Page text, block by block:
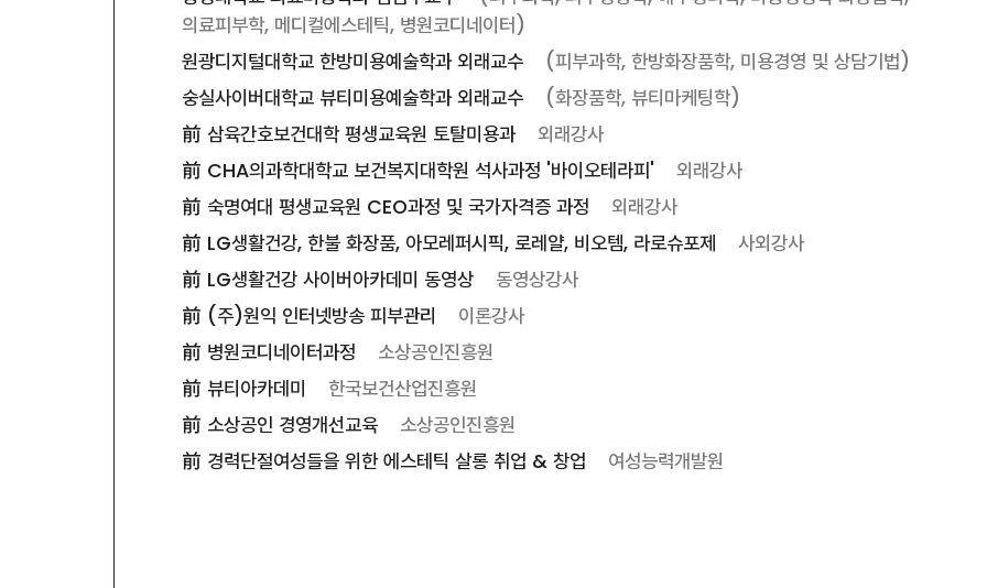
의료피부학, 메디컬에스테틱, 병원코디네이터)
원광디지털대학교 한방미용예술학과 외래교수
(피부과학, 한방화장품학, 미용경영 및 상담기법)
숭실사이버대학교 뷰티미용예술학과 외래교수
(화장품학, 뷰티마케팅학)
前 삼육간호보건대학 평생교육원 토탈미용과
외래강사
前 CHA의과학대학교 보건복지대학원 석사과정 '바이오테라피'
외래강사
前 숙명여대 평생교육원 CEO과정 및 국가자격증 과정
외래강사
前 LG생활건강, 한불 화장품, 아모레퍼시픽, 로레얄, 비오템, 라로슈포제
사외강사
前 LG생활건강 사이버아카데미 동영상
동영상강사
前 (주)원익 인터넷방송 피부관리
이론강사
前 병원코디네이터과정
소상공인진흥원
前 뷰티아카데미
한국보건산업진흥원
前 소상공인 경영개선교육
소상공인진흥원
前 경력단절여성들을 위한 에스테틱 살롱 취업 & 창업
여성능력개발원